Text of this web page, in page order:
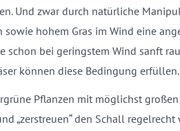
Und zwar durch natürliche
hohem Gras im Wind eine
schon bei geringstem Wind sanft
können diese Bedingung erfüllen.
Pflanzen mit möglichst
„zerstreuen“ den Schall